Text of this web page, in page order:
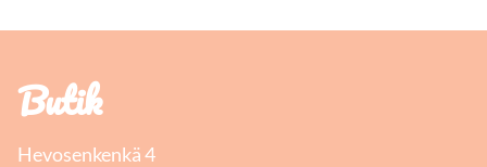
Butik
Hevosenkenkä 4